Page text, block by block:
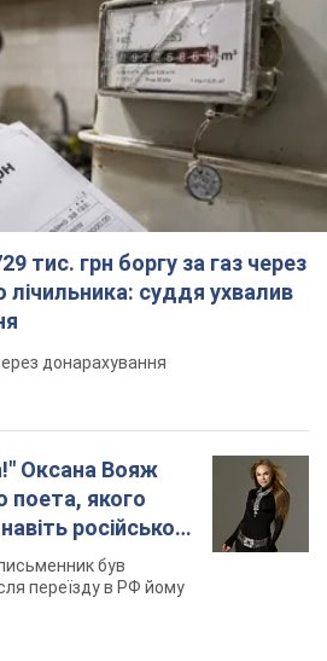
тис. грн боргу за газ через
лічильника: суддя ухвалив
донарахування
Оксана Вояж
поета, якого
російської
геноциду
був
переїзду в РФ йому